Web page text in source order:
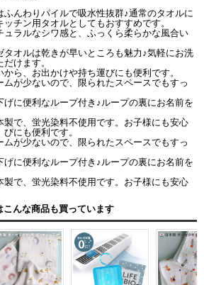
んわりパイルで吸水性抜群♪通常のタオルに
チン用タオルとしてもおすすめです。
ュラルなシワ感と、ふっくら柔らかな風合い
タオルは乾きが早いところも魅力♪気軽にお洗
けます。
ら、お出かけや持ち運びにも便利です。
が少ないので、限られたスペースでもすっ
に便利なループ付き♪ループの裏にお名前を
製で、蛍光染料不使用です。お子様にも安心
にも便利です。
が少ないので、限られたスペースでもすっ
に便利なループ付き♪ループの裏にお名前を
製で、蛍光染料不使用です。お子様にも安心
こんな商品も買っています